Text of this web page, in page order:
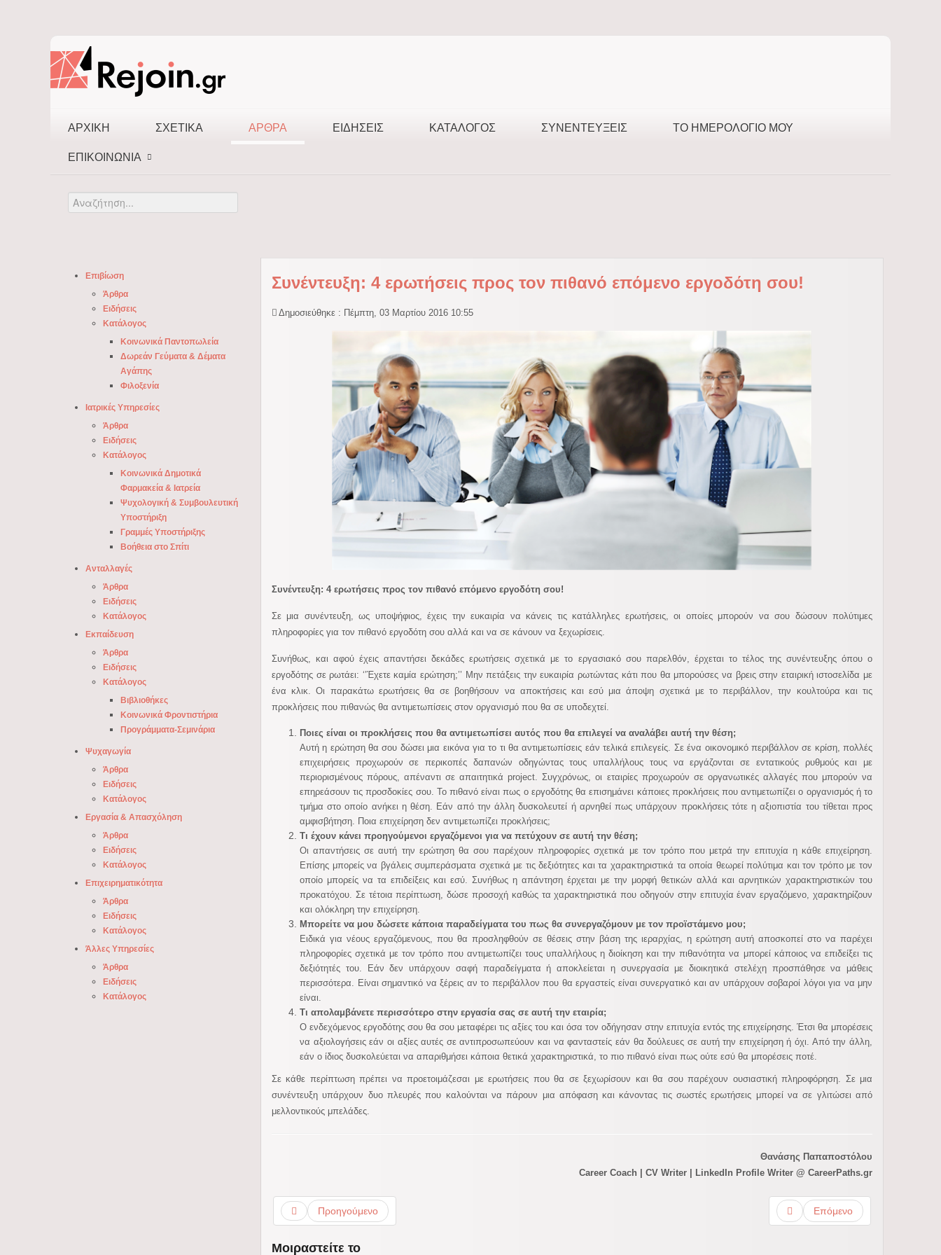
ΑΡΧΙΚΉ ΣΧΕΤΙΚΆ ΆΡΘΡΑ ΕΙΔΉΣΕΙΣ ΚΑΤΆΛΟΓΟΣ ΣΥΝΕΝΤΕΎΞΕΙΣ ΤΟ ΗΜΕΡΟΛΌΓΙΌ ΜΟΥ
ΕΠΙΚΟΙΝΩΝΊΑ
Αναζήτηση...
Συνέντευξη: 4 ερωτήσεις προς τον πιθανό επόμενο εργοδότη σου!
Δημοσιεύθηκε : Πέμπτη, 03 Μαρτίου 2016 10:55
Συνέντευξη: 4 ερωτήσεις προς τον πιθανό επόμενο εργοδότη σου!
Σε μια συνέντευξη, ως υποψήφιος, έχεις την ευκαιρία να κάνεις τις κατάλληλες ερωτήσεις, οι οποίες μπορούν να σου δώσουν πολύτιμες
πληροφορίες για τον πιθανό εργοδότη σου αλλά και να σε κάνουν να ξεχωρίσεις.
Συνήθως, και αφού έχεις απαντήσει δεκάδες ερωτήσεις σχετικά με το εργασιακό σου παρελθόν, έρχεται το τέλος της συνέντευξης όπου ο
εργοδότης σε ρωτάει: ‘’Έχετε καμία ερώτηση;’’ Μην πετάξεις την ευκαιρία ρωτώντας κάτι που θα μπορούσες να βρεις στην εταιρική ιστοσελίδα με
ένα κλικ. Οι παρακάτω ερωτήσεις θα σε βοηθήσουν να αποκτήσεις και εσύ μια άποψη σχετικά με το περιβάλλον, την κουλτούρα και τις
προκλήσεις που πιθανώς θα αντιμετωπίσεις στον οργανισμό που θα σε υποδεχτεί.
Ποιες είναι οι προκλήσεις που θα αντιμετωπίσει αυτός που θα επιλεγεί να αναλάβει αυτή την θέση;
Αυτή η ερώτηση θα σου δώσει μια εικόνα για το τι θα αντιμετωπίσεις εάν τελικά επιλεγείς. Σε ένα οικονομικό περιβάλλον σε κρίση, πολλές
επιχειρήσεις προχωρούν σε περικοπές δαπανών οδηγώντας τους υπαλλήλους τους να εργάζονται σε εντατικούς ρυθμούς και με
περιορισμένους πόρους, απέναντι σε απαιτητικά project. Συγχρόνως, οι εταιρίες προχωρούν σε οργανωτικές αλλαγές που μπορούν να
επηρεάσουν τις προσδοκίες σου. Το πιθανό είναι πως ο εργοδότης θα επισημάνει κάποιες προκλήσεις που αντιμετωπίζει ο οργανισμός ή το
τμήμα στο οποίο ανήκει η θέση. Εάν από την άλλη δυσκολευτεί ή αρνηθεί πως υπάρχουν προκλήσεις τότε η αξιοπιστία του τίθεται προς
αμφισβήτηση. Ποια επιχείρηση δεν αντιμετωπίζει προκλήσεις;
Τι έχουν κάνει προηγούμενοι εργαζόμενοι για να πετύχουν σε αυτή την θέση;
Οι απαντήσεις σε αυτή την ερώτηση θα σου παρέχουν πληροφορίες σχετικά με τον τρόπο που μετρά την επιτυχία η κάθε επιχείρηση.
Επίσης μπορείς να βγάλεις συμπεράσματα σχετικά με τις δεξιότητες και τα χαρακτηριστικά τα οποία θεωρεί πολύτιμα και τον τρόπο με τον
οποίο μπορείς να τα επιδείξεις και εσύ. Συνήθως η απάντηση έρχεται με την μορφή θετικών αλλά και αρνητικών χαρακτηριστικών του
προκατόχου. Σε τέτοια περίπτωση, δώσε προσοχή καθώς τα χαρακτηριστικά που οδηγούν στην επιτυχία έναν εργαζόμενο, χαρακτηρίζουν
και ολόκληρη την επιχείρηση.
Μπορείτε να μου δώσετε κάποια παραδείγματα του πως θα συνεργαζόμουν με τον προϊστάμενο μου;
Ειδικά για νέους εργαζόμενους, που θα προσληφθούν σε θέσεις στην βάση της ιεραρχίας, η ερώτηση αυτή αποσκοπεί στο να παρέχει
πληροφορίες σχετικά με τον τρόπο που αντιμετωπίζει τους υπαλλήλους η διοίκηση και την πιθανότητα να μπορεί κάποιος να επιδείξει τις
δεξιότητές του. Εάν δεν υπάρχουν σαφή παραδείγματα ή αποκλείεται η συνεργασία με διοικητικά στελέχη προσπάθησε να μάθεις
περισσότερα. Είναι σημαντικό να ξέρεις αν το περιβάλλον που θα εργαστείς είναι συνεργατικό και αν υπάρχουν σοβαροί λόγοι για να μην
είναι.
Τι απολαμβάνετε περισσότερο στην εργασία σας σε αυτή την εταιρία;
Ο ενδεχόμενος εργοδότης σου θα σου μεταφέρει τις αξίες του και όσα τον οδήγησαν στην επιτυχία εντός της επιχείρησης. Έτσι θα μπορέσεις
να αξιολογήσεις εάν οι αξίες αυτές σε αντιπροσωπεύουν και να φανταστείς εάν θα δούλευες σε αυτή την επιχείρηση ή όχι. Από την άλλη,
εάν ο ίδιος δυσκολεύεται να απαριθμήσει κάποια θετικά χαρακτηριστικά, το πιο πιθανό είναι πως ούτε εσύ θα μπορέσεις ποτέ.
Σε κάθε περίπτωση πρέπει να προετοιμάζεσαι με ερωτήσεις που θα σε ξεχωρίσουν και θα σου παρέχουν ουσιαστική πληροφόρηση. Σε μια
συνέντευξη υπάρχουν δυο πλευρές που καλούνται να πάρουν μια απόφαση και κάνοντας τις σωστές ερωτήσεις μπορεί να σε γλιτώσει από
μελλοντικούς μπελάδες.
Θανάσης Παπαποστόλου
Career Coach | CV Writer | LinkedIn Profile Writer @ CareerPaths.gr
Προηγούμενο Επόμενο
Μοιραστείτε το
Επιβίωση
Άρθρα
Ειδήσεις
Κατάλογος
Κοινωνικά Παντοπωλεία
Δωρεάν Γεύματα & Δέματα
Αγάπης
Φιλοξενία
Ιατρικές Υπηρεσίες
Άρθρα
Ειδήσεις
Κατάλογος
Κοινωνικά Δημοτικά
Φαρμακεία & Ιατρεία
Ψυχολογική & Συμβουλευτική
Υποστήριξη
Γραμμές Υποστήριξης
Βοήθεια στο Σπίτι
Ανταλλαγές
Άρθρα
Ειδήσεις
Κατάλογος
Εκπαίδευση
Άρθρα
Ειδήσεις
Κατάλογος
Βιβλιοθήκες
Κοινωνικά Φροντιστήρια
Προγράμματα-Σεμινάρια
Ψυχαγωγία
Άρθρα
Ειδήσεις
Κατάλογος
Εργασία & Απασχόληση
Άρθρα
Ειδήσεις
Κατάλογος
Επιχειρηματικότητα
Άρθρα
Ειδήσεις
Κατάλογος
Άλλες Υπηρεσίες
Άρθρα
Ειδήσεις
Κατάλογος